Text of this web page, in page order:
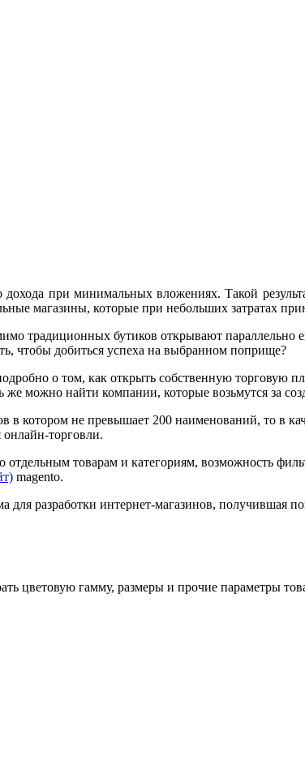
при минимальных вложениях. Такой
магазины, которые при небольших затратах
традиционных бутиков открывают параллельно
чтобы добиться успеха на выбранном поприще?
о том, как открыть собственную
можно найти компании, которые возьмутся за
в котором не превышает 200 наименований, то в
торговли.
товарам и категориям, возможность
magento.
разработки интернет-магазинов, получившая
цветовую гамму, размеры и прочие параметры